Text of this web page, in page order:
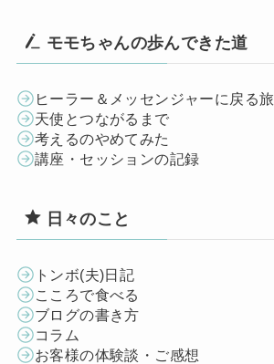
モモちゃんの歩んできた道
ヒーラー＆メッセンジャーに戻る旅
天使とつながるまで
考えるのやめてみた
講座・セッションの記録
日々のこと
トンボ(夫)日記
こころで食べる
ブログの書き方
コラム
お客様の体験談・ご感想